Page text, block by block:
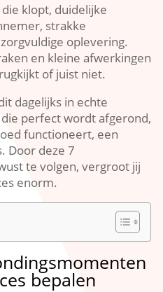
klopt, duidelijke
strakke
oplevering.​
en kleine afwerkingen
of juist niet.​
dagelijks in echte
perfect wordt afgerond,
functioneert, een
Door deze 7
te volgen, vergroot jij
enorm.​
bepalen